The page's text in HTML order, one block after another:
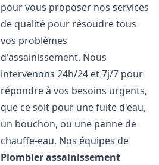
pour vous proposer nos services
de qualité pour résoudre tous
vos problèmes
d'assainissement. Nous
intervenons 24h/24 et 7j/7 pour
répondre à vos besoins urgents,
que ce soit pour une fuite d'eau,
un bouchon, ou une panne de
chauffe-eau. Nos équipes de
Plombier assainissement